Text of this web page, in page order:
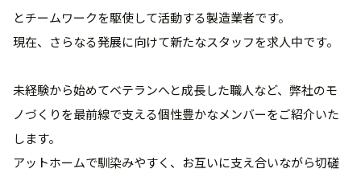
とチームワークを駆使して活動する製造業者です。
現在、さらなる発展に向けて新たなスタッフを求人中です。
未経験から始めてベテランへと成長した職人など、弊社のモ
ノづくりを最前線で支える個性豊かなメンバーをご紹介いた
します。
アットホームで馴染みやすく、お互いに支え合いながら切磋